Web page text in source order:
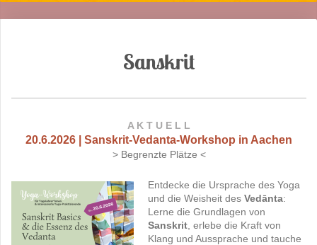
Sanskrit
A K T U E L L
20.6.2026 | Sanskrit-Vedanta-Workshop in Aachen
> Begrenzte Plätze <
Entdecke die Ursprache des Yoga
und die Weisheit des Vedānta:
Lerne die Grundlagen von
Sanskrit , erlebe die Kraft von
Klang und Aussprache und tauche